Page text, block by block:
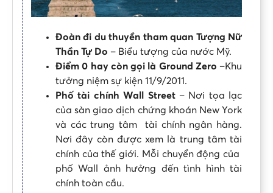
Đoàn đi du thuyền tham quan Tượng Nữ
Thần Tự Do – Biểu tượng của nước Mỹ.
Điểm 0 hay còn gọi là Ground Zero –Khu
tưởng niệm sự kiện 11/9/2011.
Phố tài chính Wall Street – Nơi tọa lạc
của sàn giao dịch chứng khoán New York
và các trung tâm tài chính ngân hàng.
Nơi đây còn được xem là trung tâm tài
chính của thế giới. Mỗi chuyển động của
phố Wall ảnh hưởng đến tình hình tài
chính toàn cầu.